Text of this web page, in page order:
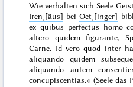
Wie verhalten sich Seele
Iren˖[äus] beiOet˖[inger]
ex quibus perfectus homo
altero quidem figurante,
Carne. Id vero quod inter
aliquando quidem
aliquando autem
concupiscentias.« (Seele das